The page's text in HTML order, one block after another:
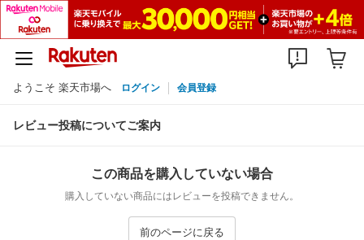
ようこそ 楽天市場へ ログイン 会員登録
レビュー投稿についてご案内
この商品を購入していない場合
購入していない商品にはレビューを投稿できません。
前のページに戻る